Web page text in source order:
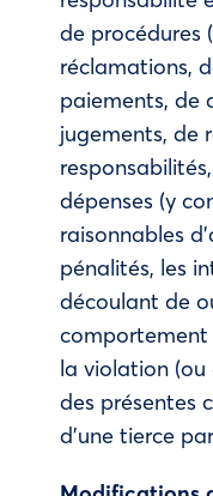
de procédures
réclamations,
paiements, de
jugements, de
dépenses (y
raisonnables
pénalités, les
découlant de
comportement
la violation (ou
des présentes
d’une tierce